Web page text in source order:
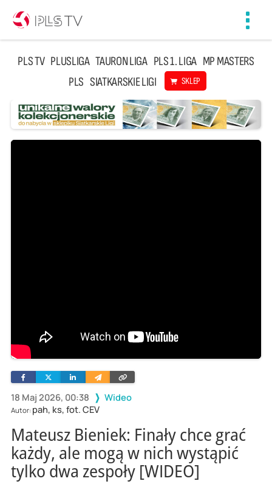
PLS TV PLUSLIGA TAURON LIGA PLS 1. LIGA MP MASTERS
PLS SIATKARSKIE LIGI SKLEP
18 Maj 2026, 00:38 Wideo
Autor: pah, ks, fot. CEV
FacebookTwitterLinkedinWyślij
e-
Skopiuj
link
Mateusz Bieniek: Finały chce grać
każdy, ale mogą w nich wystąpić
tylko dwa zespoły [WIDEO]